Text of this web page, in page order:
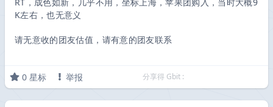
K左右，也无意义
请无意收的团友估值，请有意的团友联系
0 星标 举报 分享得 Gbit :